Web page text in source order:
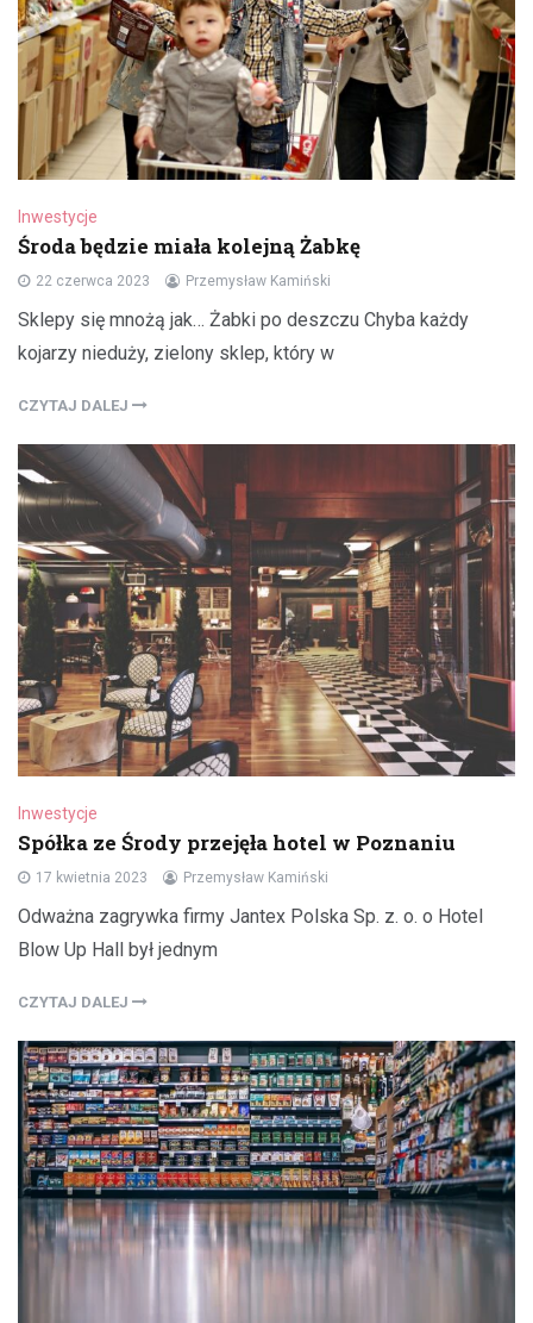
Inwestycje
Środa będzie miała kolejną Żabkę
22 czerwca 2023 Przemysław Kamiński
Sklepy się mnożą jak… Żabki po deszczu Chyba każdy
kojarzy nieduży, zielony sklep, który w
CZYTAJ DALEJ
Inwestycje
Spółka ze Środy przejęła hotel w Poznaniu
17 kwietnia 2023 Przemysław Kamiński
Odważna zagrywka firmy Jantex Polska Sp. z. o. o Hotel
Blow Up Hall był jednym
CZYTAJ DALEJ